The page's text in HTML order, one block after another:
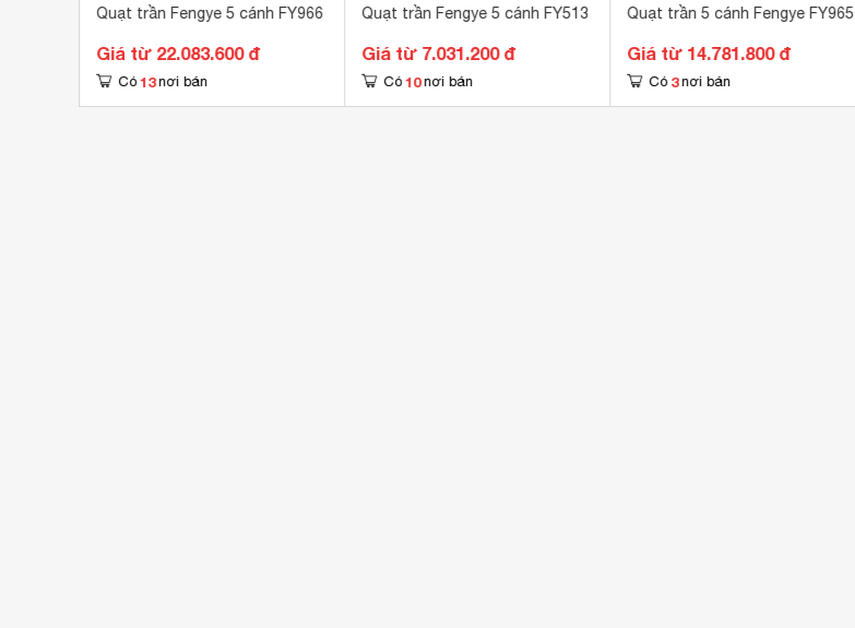
Quạt trần Fengye 5 cánh FY966
Giá từ 22.083.600 đ
Có 13 nơi bán
Quạt trần Fengye 5 cánh FY513
Giá từ 7.031.200 đ
Có 10 nơi bán
Quạt trần 5 cánh Fengye FY965
Giá từ 14.781.800 đ
Có 3 nơi bán